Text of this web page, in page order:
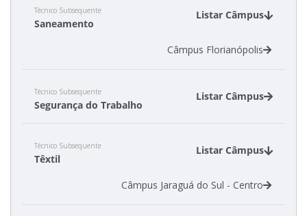
Câmpus Garopaba
Técnico Subsequente
Saneamento
Listar Câmpus
Câmpus Florianópolis
Técnico Subsequente
Segurança do Trabalho
Listar Câmpus
Câmpus Florianópolis
Técnico Subsequente
Têxtil
Listar Câmpus
Câmpus Jaraguá do Sul - Centro